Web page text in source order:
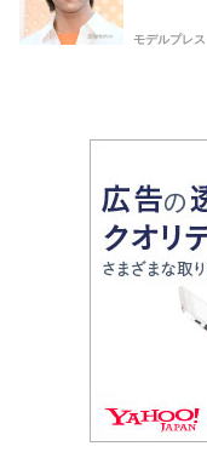
モデルプレス